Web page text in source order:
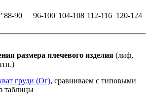
88-90 96-100 104-108 112-116 120-124
размера плечевого изделия (лиф,
груди (Ог), сравниваем с типовыми
таблицы